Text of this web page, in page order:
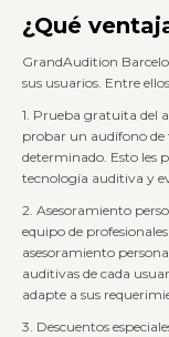
¿Qué
GrandAudition
sus usuarios. Entre
1. Prueba gratuita del
probar un audífono
determinado. Esto les
tecnología auditiva y
2. Asesoramiento
equipo de
asesoramiento
auditivas de cada
adapte a sus
3. Descuentos